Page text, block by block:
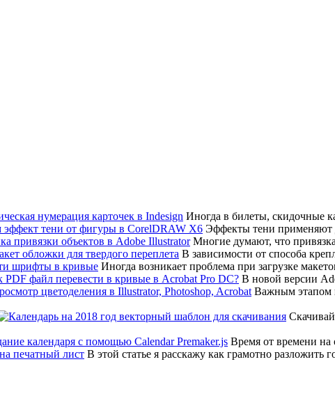
Иногда в билеты, скидочные
Эффекты тени применяют
Многие думают, что
В зависимости от способа
Иногда возникает проблема при загрузке
В новой версии
Важным этапом
Время от времени на
В этой статье я расскажу как грамотно разложить